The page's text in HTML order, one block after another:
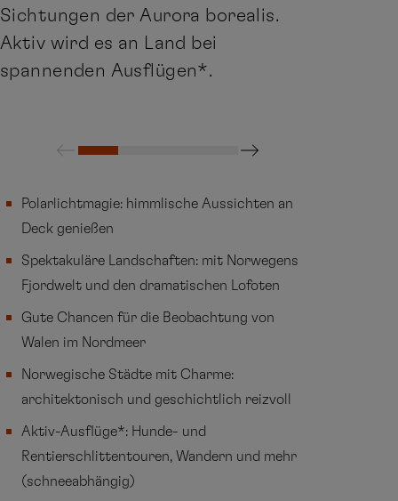
Sichtungen der Aurora borealis.
Aktiv wird es an Land bei
spannenden Ausflügen*.
Polarlichtmagie: himmlische Aussichten an
Deck genießen
Spektakuläre Landschaften: mit Norwegens
Fjordwelt und den dramatischen Lofoten
Gute Chancen für die Beobachtung von
Walen im Nordmeer
Norwegische Städte mit Charme:
architektonisch und geschichtlich reizvoll
Aktiv-Ausflüge*: Hunde- und
Rentierschlittentouren, Wandern und mehr
(schneeabhängig)